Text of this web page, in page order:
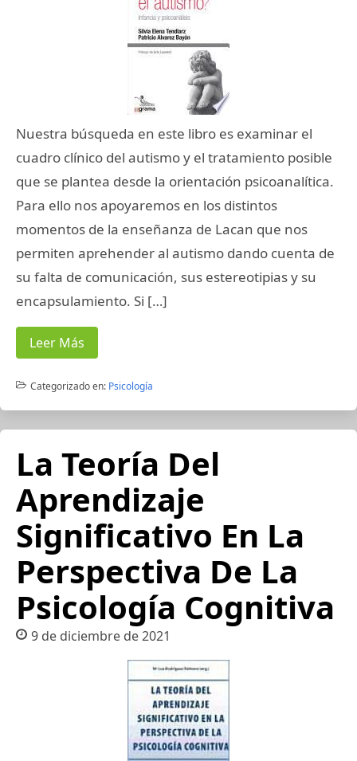
Nuestra búsqueda en este libro es examinar el
cuadro clínico del autismo y el tratamiento posible
que se plantea desde la orientación psicoanalítica.
Para ello nos apoyaremos en los distintos
momentos de la enseñanza de Lacan que nos
permiten aprehender al autismo dando cuenta de
su falta de comunicación, sus estereotipias y su
encapsulamiento. Si […]
Leer Más
Categorizado en: Psicología
La Teoría Del
Aprendizaje
Significativo En La
Perspectiva De La
Psicología Cognitiva
9 de diciembre de 2021